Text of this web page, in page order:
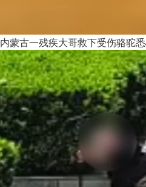
内蒙古一残疾大哥救下受伤骆驼